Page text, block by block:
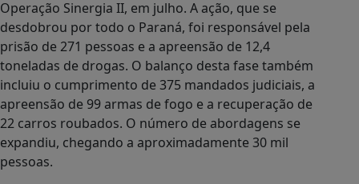
Operação Sinergia II, em julho. A ação, que se
desdobrou por todo o Paraná, foi responsável pela
prisão de 271 pessoas e a apreensão de 12,4
toneladas de drogas. O balanço desta fase também
incluiu o cumprimento de 375 mandados judiciais, a
apreensão de 99 armas de fogo e a recuperação de
22 carros roubados. O número de abordagens se
expandiu, chegando a aproximadamente 30 mil
pessoas.